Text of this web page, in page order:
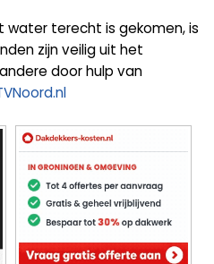
water terecht is gekomen, is
zijn veilig uit het
door hulp van